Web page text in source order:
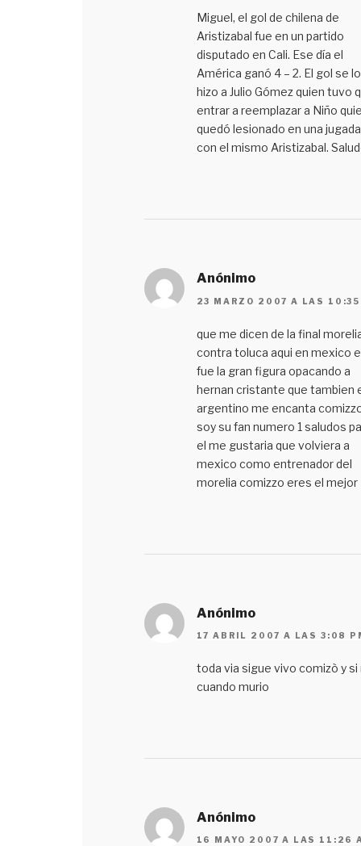
Miguel, el gol de chilena de
Aristizabal fue en un partido
disputado en Cali. Ese día el
América ganó 4 – 2. El gol se lo
hizo a Julio Gómez quien tuvo
entrar a reemplazar a Niño
quedó lesionado en una jugada
con el mismo Aristizabal.
Anónimo
23 MARZO 2007 A LAS 10:35
que me dicen de la final
contra toluca aqui en mexico
fue la gran figura opacando a
hernan cristante que tambien
argentino me encanta
soy su fan numero 1 saludos
el me gustaria que volviera a
mexico como entrenador del
morelia comizzo eres el mejor
Anónimo
17 ABRIL 2007 A LAS 3:08
toda via sigue vivo comizò y si
cuando murio
Anónimo
16 MAYO 2007 A LAS 11:26